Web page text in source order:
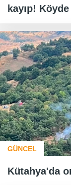
kayıp!
GÜNCEL
Kütahya'da